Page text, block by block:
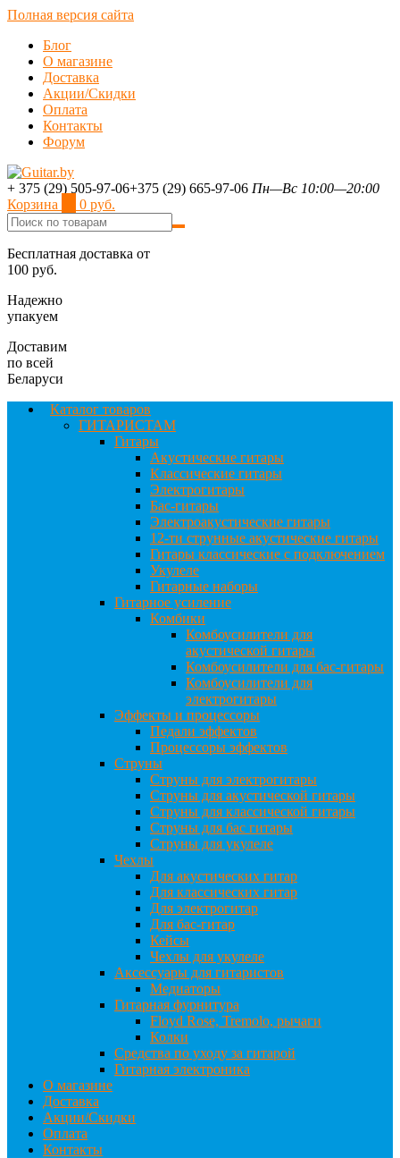
Полная версия сайта
Блог
О магазине
Доставка
Акции/Скидки
Оплата
Контакты
Форум
+ 375 (29) 505-97-06+375 (29) 665-97-06 Пн—Вс 10:00—20:00
Корзина
0 руб.
Бесплатная доставка от
100 руб.
Надежно
упакуем
Доставим
по всей
Беларуси
Каталог товаров
ГИТАРИСТАМ
Гитары
Акустические гитары
Классические гитары
Электрогитары
Бас-гитары
Электроакустические гитары
12-ти струнные акустические гитары
Гитары классические с подключением
Укулеле
Гитарные наборы
Гитарное усиление
Комбики
Комбоусилители для
акустической гитары
Комбоусилители для бас-гитары
Комбоусилители для
электрогитары
Эффекты и процессоры
Педали эффектов
Процессоры эффектов
Струны
Струны для электрогитары
Струны для акустической гитары
Струны для классической гитары
Струны для бас гитары
Струны для укулеле
Чехлы
Для акустических гитар
Для классических гитар
Для электрогитар
Для бас-гитар
Кейсы
Чехлы для укулеле
Аксессуары для гитаристов
Медиаторы
Гитарная фурнитура
Floyd Rose, Tremolo, рычаги
Колки
Средства по уходу за гитарой
Гитарная электроника
О магазине
Доставка
Акции/Скидки
Оплата
Контакты